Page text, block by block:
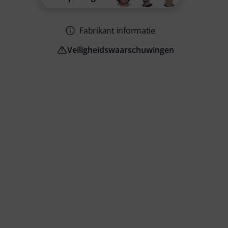
Fabrikant informatie
Veiligheidswaarschuwingen